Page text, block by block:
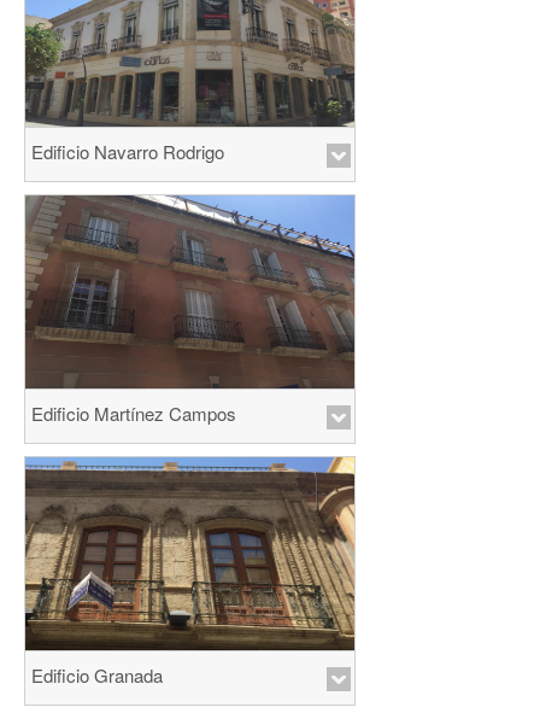
Edificio Navarro Rodrigo
Edificio Martínez Campos
Edificio Granada